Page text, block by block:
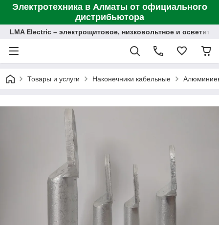
Электротехника в Алматы от официального
дистрибьютора
LMA Electric – электрощитовое, низковольтное и
Товары и услуги Наконечники кабельные